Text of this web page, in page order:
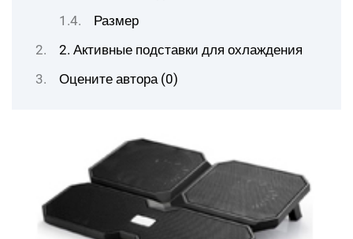
Размер
2. Активные подставки для охлаждения
Оцените автора (0)